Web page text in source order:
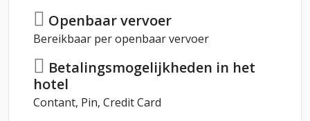
Openbaar vervoer
Bereikbaar per openbaar vervoer
Betalingsmogelijkheden in het
hotel
Contant, Pin, Credit Card